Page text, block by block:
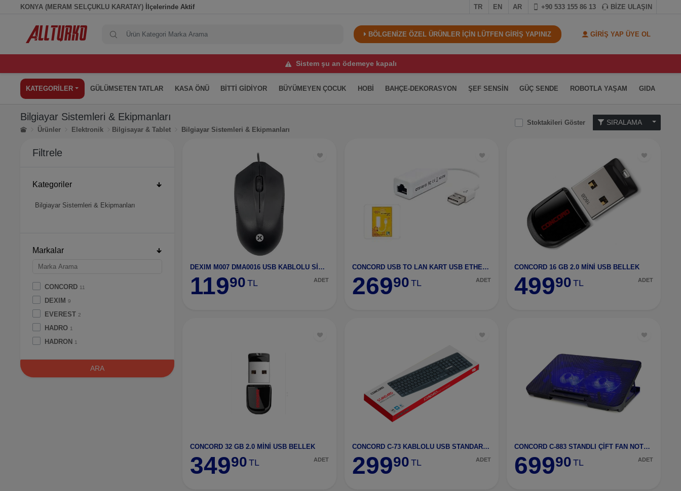
TR EN AR +90 533 155 86 13 BİZE ULAŞIN
KONYA (MERAM SELÇUKLU KARATAY) İlçelerinde Aktif
BÖLGENİZE ÖZEL ÜRÜNLER İÇİN LÜTFEN GİRİŞ YAPINIZ GİRİŞ YAP ÜYE OL
Sistem şu an ödemeye kapalı
KATEGORİLER GÜLÜMSETEN TATLAR KASA ÖNÜ BİTTİ GİDİYOR BÜYÜMEYEN ÇOCUK HOBİ BAHÇE-DEKORASYON ŞEF SENSİN GÜÇ SENDE ROBOTLA YAŞAM GIDA
Bilgiayar Sistemleri & Ekipmanları
Ürünler Elektronik Bilgisayar & Tablet Bilgiayar Sistemleri & Ekipmanları
Stoktakileri Göster
Filtrele
Kategoriler
Bilgiayar Sistemleri & Ekipmanları
Markalar
CONCORD 11
DEXIM 9
EVEREST 2
HADRO 1
HADRON 1
ARA
DEXIM M007 DMA0016 USB KABLOLU SİYAH MOUSE
11990 TL ADET
CONCORD USB TO LAN KART USB ETHERNET KART C-8401
26990 TL ADET
CONCORD 16 GB 2.0 MİNİ USB BELLEK
49990 TL ADET
CONCORD 32 GB 2.0 MİNİ USB BELLEK
34990 TL ADET
CONCORD C-73 KABLOLU USB STANDART TÜRKÇE Q KLAVYE
29990 TL ADET
CONCORD C-883 STANDLI ÇİFT FAN NOTEBOOK SOĞUTUCU
69990 TL ADET